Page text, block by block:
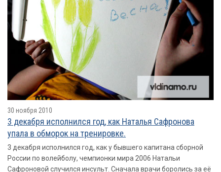
30 ноября 2010
3 декабря исполнился год, как Наталья Сафронова
упала в обморок на тренировке.
3 декабря исполнился год, как у бывшего капитана сборной
России по волейболу, чемпионки мира 2006 Натальи
Сафроновой случился инсульт. Сначала врачи боролись за её